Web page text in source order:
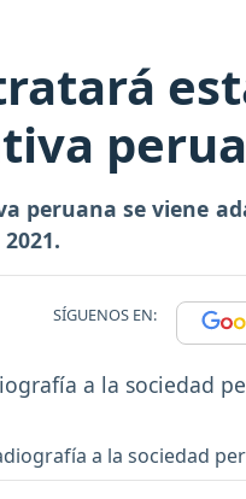
peruana se viene
SÍGUENOS EN:
a la sociedad